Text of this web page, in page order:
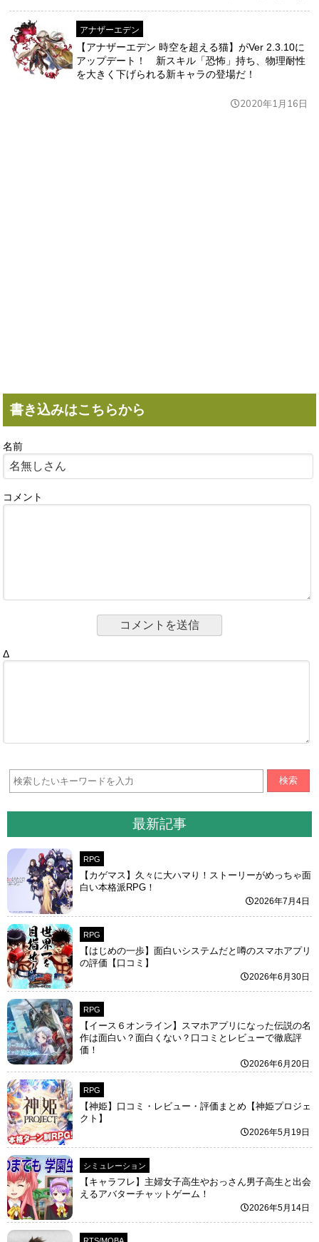
アナザーエデン
【アナザーエデン 時空を超える猫】がVer 2.3.10に
アップデート！ 新スキル「恐怖」持ち、物理耐性
を大きく下げられる新キャラの登場だ！
2020年1月16日
書き込みはこちらから
名前
コメント
Δ
検索
最新記事
RPG
【カゲマス】久々に大ハマり！ストーリーがめっちゃ面
白い本格派RPG！
2026年7月4日
RPG
【はじめの一歩】面白いシステムだと噂のスマホアプリ
の評価【口コミ】
2026年6月30日
RPG
【イース６オンライン】スマホアプリになった伝説の名
作は面白い？面白くない？口コミとレビューで徹底評
価！
2026年6月20日
RPG
【神姫】口コミ・レビュー・評価まとめ【神姫プロジェ
クト】
2026年5月19日
シミュレーション
【キャラフレ】主婦女子高生やおっさん男子高生と出会
えるアバターチャットゲーム！
2026年5月14日